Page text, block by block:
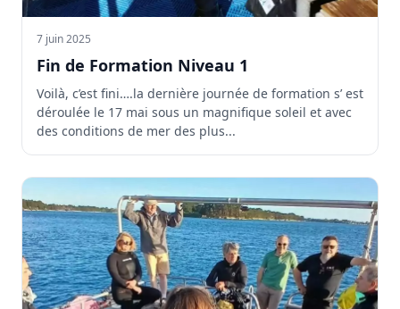
7 juin 2025
Fin de Formation Niveau 1
Voilà, c’est fini….la dernière journée de formation s’ est
déroulée le 17 mai sous un magnifique soleil et avec
des conditions de mer des plus...